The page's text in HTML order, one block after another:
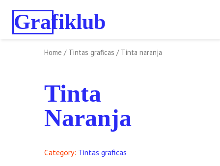
Grafiklub
Home / Tintas graficas / Tinta naranja
Tinta
Naranja
Category: Tintas graficas